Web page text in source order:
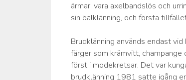
ärmar, vara axelbandslös och
sin balklänning, och första
Brudklänning används endast
färger som krämvitt,
först i modekretsar. Det var
brudklänning 1981 satte igång